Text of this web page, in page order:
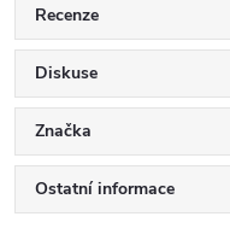
Recenze
Diskuse
Značka
Ostatní informace